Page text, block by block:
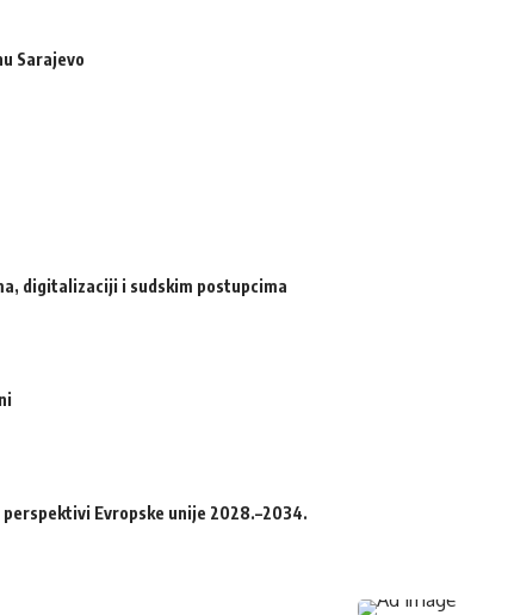
Sarajevo
digitalizaciji i sudskim postupcima
Evropske unije 2028.–2034.